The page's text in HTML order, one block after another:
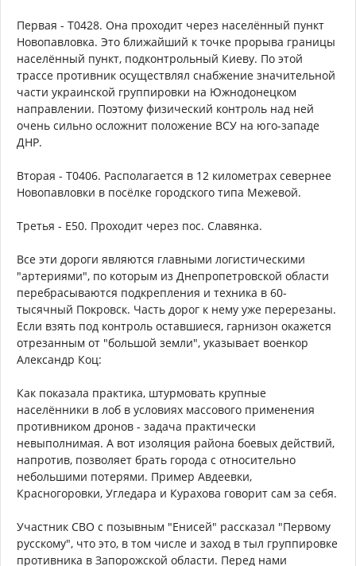
Первая - Т0428. Она проходит через населённый пункт
Новопавловка. Это ближайший к точке прорыва границы
населённый пункт, подконтрольный Киеву. По этой
трассе противник осуществлял снабжение значительной
части украинской группировки на Южнодонецком
направлении. Поэтому физический контроль над ней
очень сильно осложнит положение ВСУ на юго-западе
ДНР.
Вторая - Т0406. Располагается в 12 километрах севернее
Новопавловки в посёлке городского типа Межевой.
Третья - Е50. Проходит через пос. Славянка.
Все эти дороги являются главными логистическими
"артериями", по которым из Днепропетровской области
перебрасываются подкрепления и техника в 60-
тысячный Покровск. Часть дорог к нему уже перерезаны.
Если взять под контроль оставшиеся, гарнизон окажется
отрезанным от "большой земли", указывает военкор
Александр Коц:
Как показала практика, штурмовать крупные
населённики в лоб в условиях массового применения
противником дронов - задача практически
невыполнимая. А вот изоляция района боевых действий,
напротив, позволяет брать города с относительно
небольшими потерями. Пример Авдеевки,
Красногоровки, Угледара и Курахова говорит сам за себя.
Участник СВО с позывным "Енисей" рассказал "Первому
русскому", что это, в том числе и заход в тыл группировке
противника в Запорожской области. Перед нами